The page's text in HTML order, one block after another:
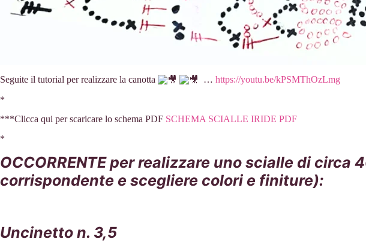
Seguite il tutorial per realizzare la canotta … https://youtu.be/kPSMThOzLmg
*
***Clicca qui per scaricare lo schema PDF SCHEMA SCIALLE IRIDE PDF
*
OCCORRENTE per realizzare uno scialle di
corrispondente e scegliere colori e finiture):
Uncinetto n. 3,5